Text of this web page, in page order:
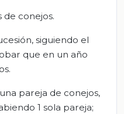
de conejos.
siguiendo el
que en un año
pareja de conejos,
1 sola pareja;